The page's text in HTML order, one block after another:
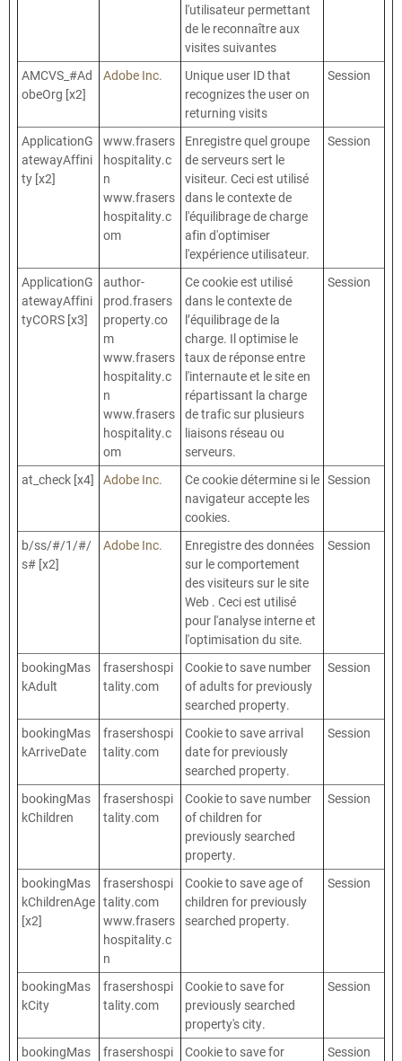
l'utilisateur permettant
de le reconnaître aux
visites suivantes
AMCVS_#Ad
obeOrg [x2]
Adobe Inc.
Unique user ID that
recognizes the user on
returning visits
Session
ApplicationG
atewayAffini
ty [x2]
www.frasers
hospitality.c
n
www.frasers
hospitality.c
om
Enregistre quel groupe
de serveurs sert le
visiteur. Ceci est utilisé
dans le contexte de
l'équilibrage de charge
afin d'optimiser
l'expérience utilisateur.
Session
ApplicationG
atewayAffini
tyCORS [x3]
author-
prod.frasers
property.co
m
www.frasers
hospitality.c
n
www.frasers
hospitality.c
om
Ce cookie est utilisé
dans le contexte de
l’équilibrage de la
charge. Il optimise le
taux de réponse entre
l'internaute et le site en
répartissant la charge
de trafic sur plusieurs
liaisons réseau ou
serveurs.
Session
at_check [x4] Adobe Inc.
Ce cookie détermine si le
navigateur accepte les
cookies.
Session
b/ss/#/1/#/
s# [x2]
Adobe Inc.
Enregistre des données
sur le comportement
des visiteurs sur le site
Web . Ceci est utilisé
pour l'analyse interne et
l'optimisation du site.
Session
bookingMas
kAdult
frasershospi
tality.com
Cookie to save number
of adults for previously
searched property.
Session
bookingMas
kArriveDate
frasershospi
tality.com
Cookie to save arrival
date for previously
searched property.
Session
bookingMas
kChildren
frasershospi
tality.com
Cookie to save number
of children for
previously searched
property.
Session
bookingMas
kChildrenAge
[x2]
frasershospi
tality.com
www.frasers
hospitality.c
n
Cookie to save age of
children for previously
searched property.
Session
bookingMas
kCity
frasershospi
tality.com
Cookie to save for
previously searched
property's city.
Session
bookingMas
frasershospi
Cookie to save for
Session